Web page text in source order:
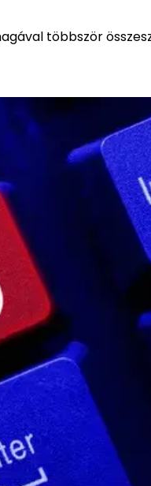
többször